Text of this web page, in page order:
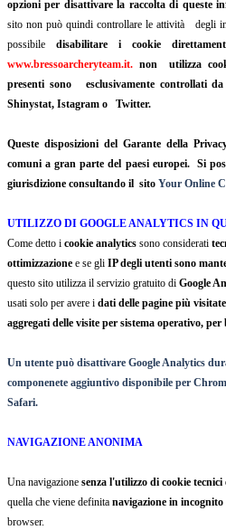
opzioni per disattivare la raccolta di queste
sito non può quindi controllare le attività degli
possibiledisabilitare i cookie
www.bressoarcheryteam.it. non utilizza
presenti sono esclusivamente controllati
Shinystat, Istagram o Twitter.
Queste disposizioni del Garante della
comuni a gran parte del paesi europei. Si
giurisdizione consultando il sito Your Online
UTILIZZO DI GOOGLE ANALYTICS IN
Come detto i cookie analytics sono considerati
ottimizzazione e se gli IP degli utenti sono
questo sito utilizza il servizio gratuito di Google
usati solo per avere i dati delle pagine più
aggregati delle visite per sistema operativo, per
Un utente può disattivare Google Analytics
componenete aggiuntivo disponibile per
Safari.
NAVIGAZIONE ANONIMA
Una navigazione senza l'utilizzo di cookie
quella che viene definita navigazione in incognito
browser.